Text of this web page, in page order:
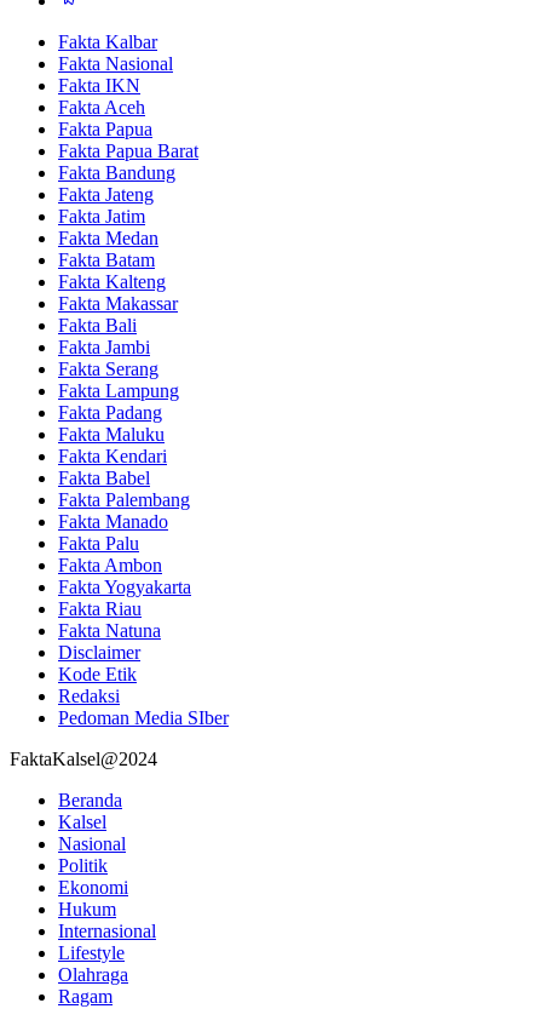
Fakta Kalbar
Fakta Nasional
Fakta IKN
Fakta Aceh
Fakta Papua
Fakta Papua Barat
Fakta Bandung
Fakta Jateng
Fakta Jatim
Fakta Medan
Fakta Batam
Fakta Kalteng
Fakta Makassar
Fakta Bali
Fakta Jambi
Fakta Serang
Fakta Lampung
Fakta Padang
Fakta Maluku
Fakta Kendari
Fakta Babel
Fakta Palembang
Fakta Manado
Fakta Palu
Fakta Ambon
Fakta Yogyakarta
Fakta Riau
Fakta Natuna
Disclaimer
Kode Etik
Redaksi
Pedoman Media SIber
FaktaKalsel@2024
Beranda
Kalsel
Nasional
Politik
Ekonomi
Hukum
Internasional
Lifestyle
Olahraga
Ragam